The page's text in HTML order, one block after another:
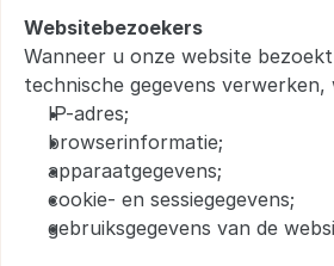
Websitebezoekers
Wanneer u onze website
technische gegevens verwerken,
IP-adres;
browserinformatie;
apparaatgegevens;
cookie- en sessiegegevens;
gebruiksgegevens van de